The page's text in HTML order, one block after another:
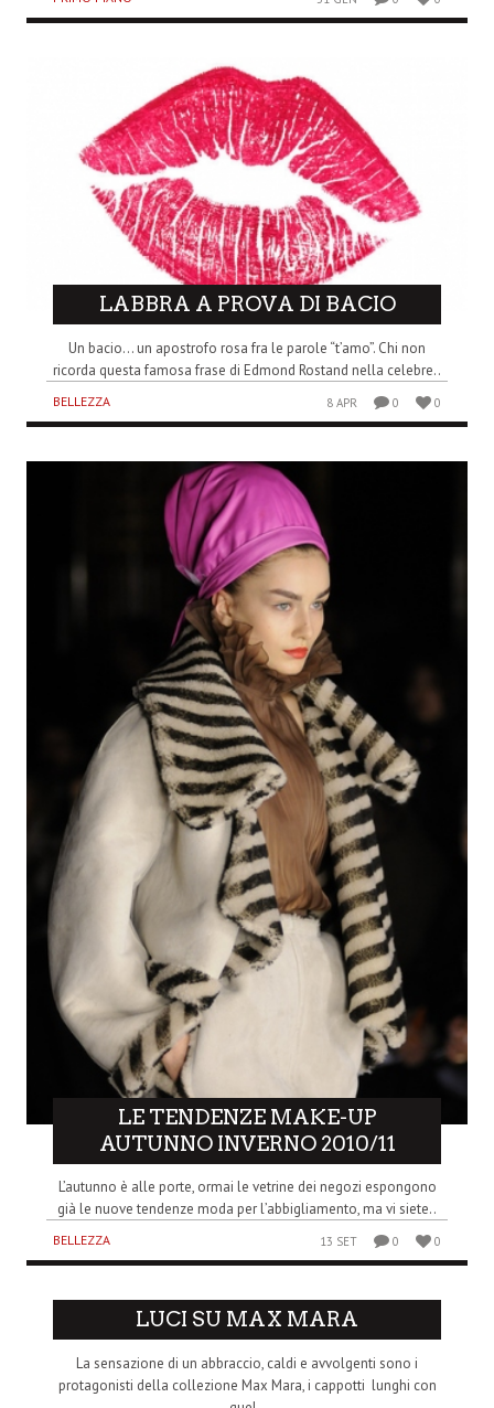
LABBRA A PROVA DI BACIO
Un bacio… un apostrofo rosa fra le parole “t’amo”. Chi non
ricorda questa famosa frase di Edmond Rostand nella celebre..
BELLEZZA 8 APR 0 0
LE TENDENZE MAKE-UP
AUTUNNO INVERNO 2010/11
L’autunno è alle porte, ormai le vetrine dei negozi espongono
già le nuove tendenze moda per l’abbigliamento, ma vi siete..
BELLEZZA 13 SET 0 0
LUCI SU MAX MARA
La sensazione di un abbraccio, caldi e avvolgenti sono i
protagonisti della collezione Max Mara, i cappotti lunghi con